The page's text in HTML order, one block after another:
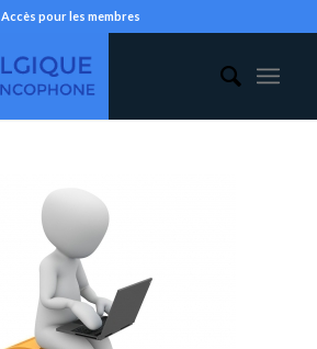
Accès pour les membres